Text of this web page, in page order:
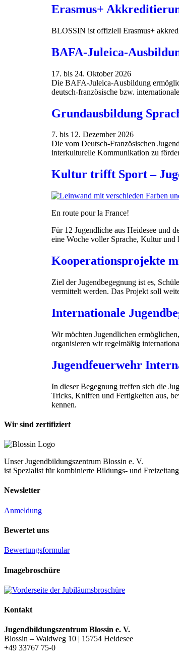
Erasmus+
BLOSSIN ist offiziell Erasmus+
BAFA-Juleica-
17. bis 24. Oktober 2026
Die BAFA-Juleica-Ausbildung
deutsch-französische bzw.
Grundausbildung
7. bis 12. Dezember 2026
Die vom Deutsch-Französischen
interkulturelle Kommunikation zu
Kultur trifft Sport –
En route pour la France!
Für 12 Jugendliche aus Heidesee und
eine Woche voller Sprache, Kultur und
Kooperationsprojekte
Ziel der Jugendbegegnung ist es,
vermittelt werden. Das Projekt soll
Internationale
Wir möchten Jugendlichen
organisieren wir regelmäßig
Jugendfeuerwehr
In dieser Begegnung treffen sich die
Tricks, Kniffen und Fertigkeiten aus,
kennen.
Wir sind zertifiziert
Unser Jugendbildungszentrum Blossin e. V.
ist Spezialist für kombinierte Bildungs- und
Newsletter
Anmeldung
Bewertet uns
Bewertungsformular
Imagebroschüre
Kontakt
Jugendbildungszentrum Blossin e. V.
Blossin – Waldweg 10 | 15754 Heidesee
+49 33767 75-0